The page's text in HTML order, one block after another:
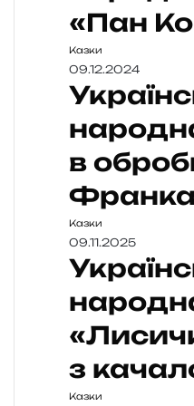
«Пан
Казки
09.12.2024
в
Франка
Казки
09.11.2025
з
Казки